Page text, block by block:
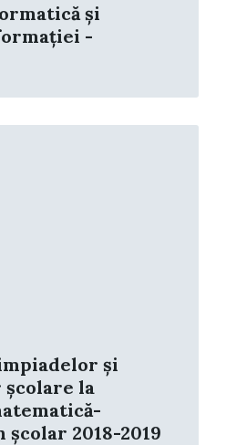
și
-
și
la
2018-2019